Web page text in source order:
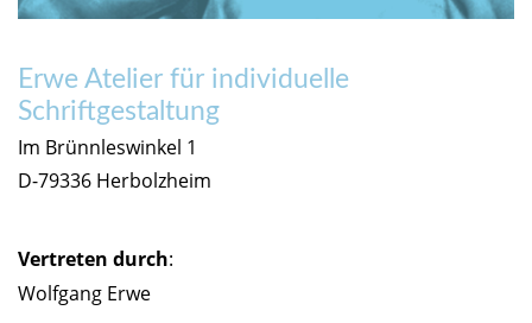
Erwe Atelier für individuelle
Schriftgestaltung
Im Brünnleswinkel 1
D-79336 Herbolzheim
Vertreten durch:
Wolfgang Erwe